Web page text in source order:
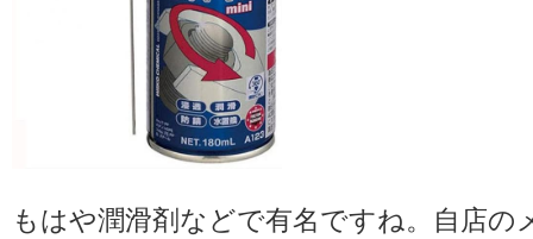
もはや潤滑剤などで有名ですね。自店